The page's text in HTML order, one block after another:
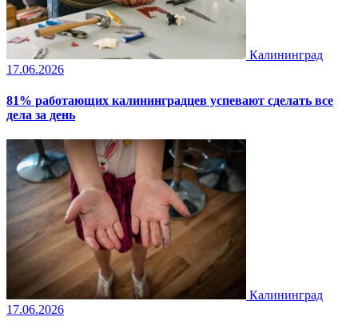
Калининград
17.06.2026
81% работающих калининградцев успевают сделать все
дела за день
Калининград
17.06.2026